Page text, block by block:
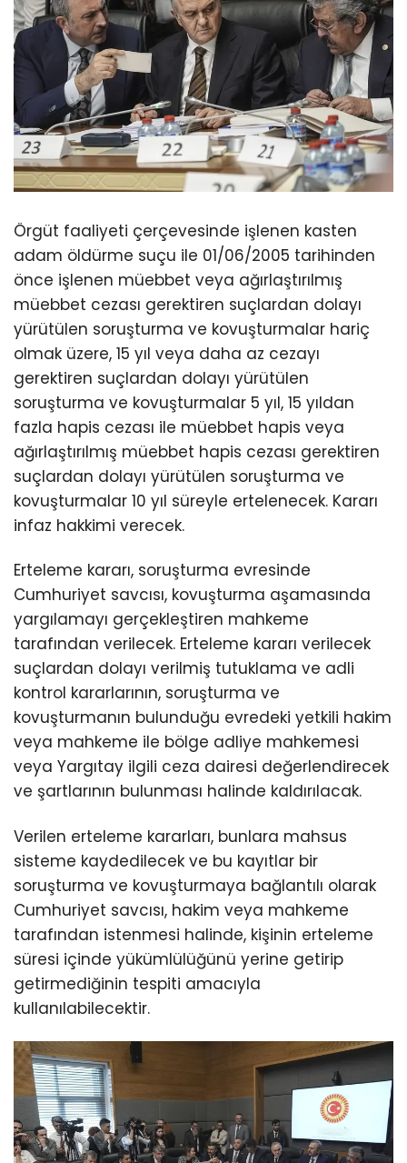
Örgüt faaliyeti çerçevesinde işlenen kasten
adam öldürme suçu ile 01/06/2005 tarihinden
önce işlenen müebbet veya ağırlaştırılmış
müebbet cezası gerektiren suçlardan dolayı
yürütülen soruşturma ve kovuşturmalar hariç
olmak üzere, 15 yıl veya daha az cezayı
gerektiren suçlardan dolayı yürütülen
soruşturma ve kovuşturmalar 5 yıl, 15 yıldan
fazla hapis cezası ile müebbet hapis veya
ağırlaştırılmış müebbet hapis cezası gerektiren
suçlardan dolayı yürütülen soruşturma ve
kovuşturmalar 10 yıl süreyle ertelenecek. Kararı
infaz hakkimi verecek.
Erteleme kararı, soruşturma evresinde
Cumhuriyet savcısı, kovuşturma aşamasında
yargılamayı gerçekleştiren mahkeme
tarafından verilecek. Erteleme kararı verilecek
suçlardan dolayı verilmiş tutuklama ve adli
kontrol kararlarının, soruşturma ve
kovuşturmanın bulunduğu evredeki yetkili hakim
veya mahkeme ile bölge adliye mahkemesi
veya Yargıtay ilgili ceza dairesi değerlendirecek
ve şartlarının bulunması halinde kaldırılacak.
Verilen erteleme kararları, bunlara mahsus
sisteme kaydedilecek ve bu kayıtlar bir
soruşturma ve kovuşturmaya bağlantılı olarak
Cumhuriyet savcısı, hakim veya mahkeme
tarafından istenmesi halinde, kişinin erteleme
süresi içinde yükümlülüğünü yerine getirip
getirmediğinin tespiti amacıyla
kullanılabilecektir.